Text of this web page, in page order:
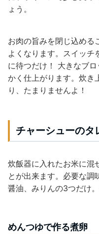
ょう。
お肉の旨みを閉じ込める
よくなります。スイッチ
に待つだけ！ 大きなブ
かく仕上がります。炊き
り、たまりませんよ！
チャーシューのタ
炊飯器に入れたお米に混
とが出来ます。必要な調
醤油、みりんの3つだけ
めんつゆで作る煮卵